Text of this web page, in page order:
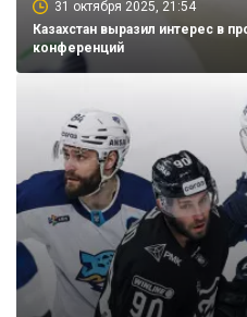
31 октября 2025, 21:54
Казахстан выразил интерес в
конференций